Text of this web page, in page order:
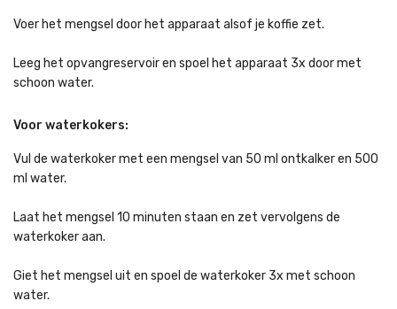
Voer het mengsel door het apparaat alsof je koffie zet.
Leeg het opvangreservoir en spoel het apparaat 3x door met
schoon water.
Voor waterkokers:
Vul de waterkoker met een mengsel van 50 ml ontkalker en 500
ml water.
Laat het mengsel 10 minuten staan en zet vervolgens de
waterkoker aan.
Giet het mengsel uit en spoel de waterkoker 3x met schoon
water.